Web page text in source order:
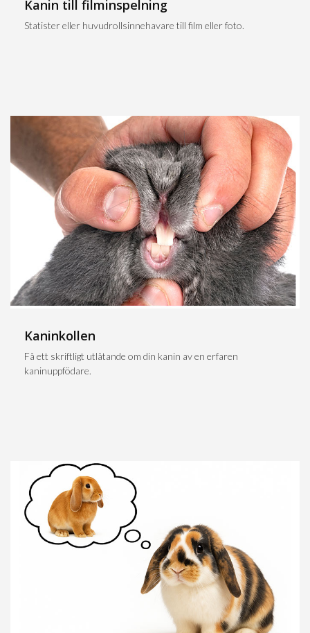
Kanin till filminspelning
Statister eller huvudrollsinnehavare till film eller foto.
Kaninkollen
Få ett skriftligt utlåtande om din kanin av en erfaren
kaninuppfödare.